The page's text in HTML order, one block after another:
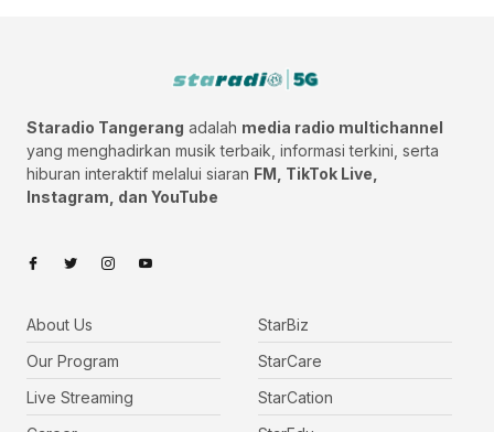
Staradio Tangerang adalah media radio multichannel
yang menghadirkan musik terbaik, informasi terkini, serta
hiburan interaktif melalui siaran FM, TikTok Live,
Instagram, dan YouTube
About Us
Our Program
Live Streaming
StarBiz
StarCare
StarCation